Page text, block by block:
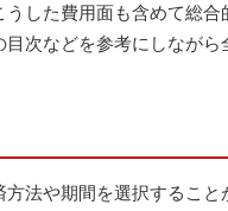
した費用面も含めて総
次などを参考にしなが
法や期間を選択するこ